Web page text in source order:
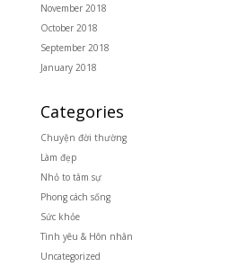
November 2018
October 2018
September 2018
January 2018
Categories
Chuyện đời thường
Làm đẹp
Nhỏ to tâm sự
Phong cách sống
Sức khỏe
Tình yêu & Hôn nhân
Uncategorized